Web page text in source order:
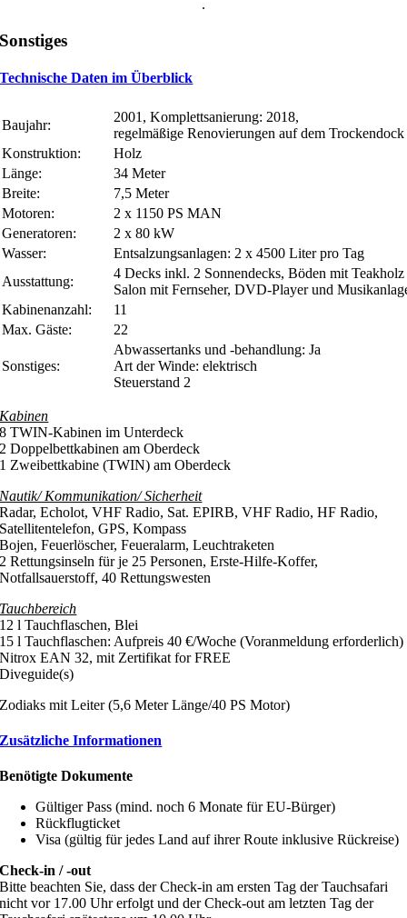
.
Sonstiges
Technische Daten im Überblick
Baujahr:
2001, Komplettsanierung: 2018,
regelmäßige Renovierungen auf dem Trockendock
Konstruktion:
Holz
Länge:
34 Meter
Breite:
7,5 Meter
Motoren:
2 x 1150 PS MAN
Generatoren:
2 x 80 kW
Wasser:
Entsalzungsanlagen: 2 x 4500 Liter pro Tag
Ausstattung:
4 Decks inkl. 2 Sonnendecks, Böden mit Teakholz
Salon mit Fernseher, DVD-Player und
Kabinenanzahl:
11
Max. Gäste:
22
Sonstiges:
Abwassertanks und -behandlung: Ja
Art der Winde: elektrisch
Steuerstand 2
Kabinen
8 TWIN-Kabinen im Unterdeck
2 Doppelbettkabinen am Oberdeck
1 Zweibettkabine (TWIN) am Oberdeck
Nautik/ Kommunikation/ Sicherheit
Radar, Echolot, VHF Radio, Sat. EPIRB, VHF Radio, HF Radio,
Satellitentelefon, GPS, Kompass
Bojen, Feuerlöscher, Feueralarm, Leuchtraketen
2 Rettungsinseln für je 25 Personen, Erste-Hilfe-Koffer,
Notfallsauerstoff, 40 Rettungswesten
Tauchbereich
12 l Tauchflaschen, Blei
15 l Tauchflaschen: Aufpreis 40 €/Woche (Voranmeldung erforderlich)
Nitrox EAN 32, mit Zertifikat for FREE
Diveguide(s)
Zodiaks mit Leiter (5,6 Meter Länge/40 PS Motor)
Zusätzliche Informationen
Benötigte Dokumente
Gültiger Pass (mind. noch 6 Monate für EU-Bürger)
Rückflugticket
Visa (gültig für jedes Land auf ihrer Route inklusive Rückreise)
Check-in / -out
Bitte beachten Sie, dass der Check-in am ersten Tag der Tauchsafari
nicht vor 17.00 Uhr erfolgt und der Check-out am letzten Tag der